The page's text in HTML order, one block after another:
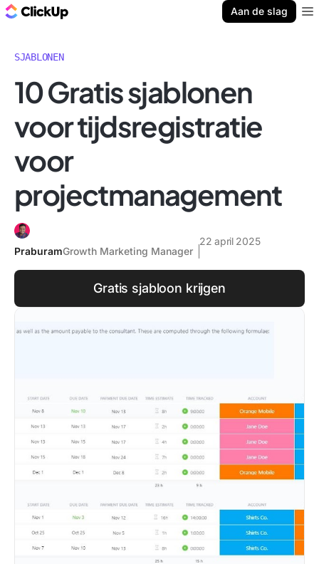
Aan de slag
SJABLONEN
10 Gratis sjablonen
voor tijdsregistratie
voor
projectmanagement
PraburamGrowth Marketing Manager
22 april 2025
Gratis sjabloon krijgen